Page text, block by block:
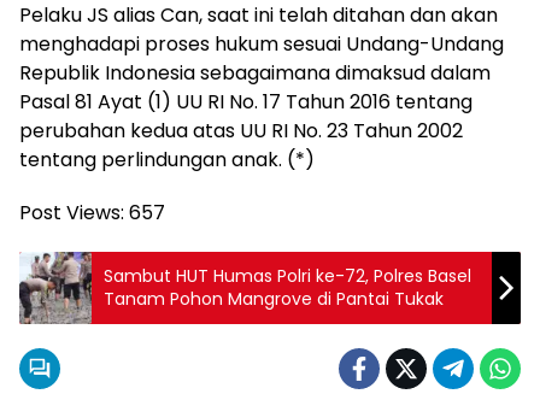
Pelaku JS alias Can, saat ini telah ditahan dan akan
menghadapi proses hukum sesuai Undang-Undang
Republik Indonesia sebagaimana dimaksud dalam
Pasal 81 Ayat (1) UU RI No. 17 Tahun 2016 tentang
perubahan kedua atas UU RI No. 23 Tahun 2002
tentang perlindungan anak. (*)
Post Views: 657
Sambut HUT Humas Polri ke-72, Polres Basel
Tanam Pohon Mangrove di Pantai Tukak